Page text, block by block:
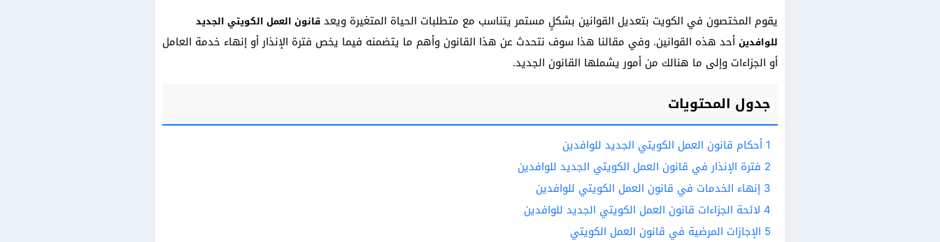
يقوم المختصون في الكويت بتعديل القوانين بشكلٍ مستمر يتناسب مع متطلبات الحياة المتغيرة ويعد قانون العمل الكويتي الجديد
للوافدين أحد هذه القوانين. وفي مقالنا هذا سوف نتحدث عن هذا القانون وأهم ما يتضمنه فيما يخص فترة الإنذار أو إنهاء خدمة العامل
أو الجزاءات وإلى ما هنالك من أمور يشملها القانون الجديد.
جدول المحتويات
1 أحكام قانون العمل الكويتي الجديد للوافدين
2 فترة الإنذار في قانون العمل الكويتي الجديد للوافدين
3 إنهاء الخدمات في قانون العمل الكويتي للوافدين
4 لائحة الجزاءات قانون العمل الكويتي الجديد للوافدين
5 الإجازات المرضية في قانون العمل الكويتي